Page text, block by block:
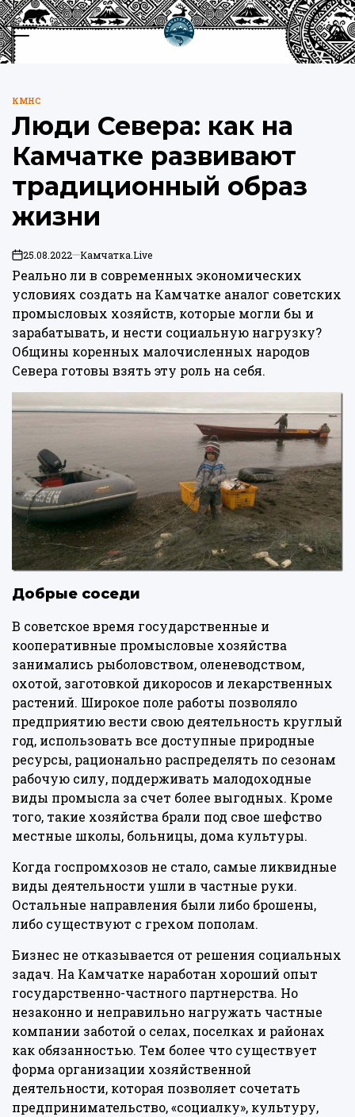
Перейти
к
содержимому
Меню
ОПУБЛИКОВАНО
В
КМНС
Люди Севера: как на
Камчатке развивают
традиционный образ
жизни
on25.08.2022 Камчатка.Live
Реально ли в современных экономических
условиях создать на Камчатке аналог советских
промысловых хозяйств, которые могли бы и
зарабатывать, и нести социальную нагрузку?
Общины коренных малочисленных народов
Севера готовы взять эту роль на себя.
Добрые соседи
В советское время государственные и
кооперативные промысловые хозяйства
занимались рыболовством, оленеводством,
охотой, заготовкой дикоросов и лекарственных
растений. Широкое поле работы позволяло
предприятию вести свою деятельность круглый
год, использовать все доступные природные
ресурсы, рационально распределять по сезонам
рабочую силу, поддерживать малодоходные
виды промысла за счет более выгодных. Кроме
того, такие хозяйства брали под свое шефство
местные школы, больницы, дома культуры.
Когда госпромхозов не стало, самые ликвидные
виды деятельности ушли в частные руки.
Остальные направления были либо брошены,
либо существуют с грехом пополам.
Бизнес не отказывается от решения социальных
задач. На Камчатке наработан хороший опыт
государственно-частного партнерства. Но
незаконно и неправильно нагружать частные
компании заботой о селах, поселках и районах
как обязанностью. Тем более что существует
форма организации хозяйственной
деятельности, которая позволяет сочетать
предпринимательство, «социалку», культуру,